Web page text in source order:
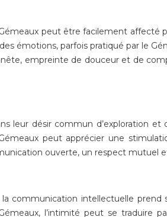
peut être facilement affecté
émotions, parfois pratiqué par le
empreinte de douceur et de
leur désir commun d’exploration
peut apprécier une
ouverte, un respect mutuel
communication intellectuelle prend
l’intimité peut se traduire